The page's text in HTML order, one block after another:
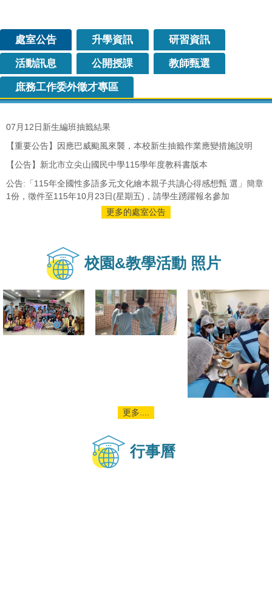
處室公告 升學資訊 研習資訊
活動訊息 公開授課 教師甄選
庶務工作委外徵才專區
07月12日新生編班抽籤結果
【重要公告】因應巴威颱風來襲，本校新生抽籤作業應變措施說明
【公告】新北市立尖山國民中學115學年度教科書版本
公告:「115年全國性多語多元文化繪本親子共讀心得感想甄 選」簡章
1份，徵件至115年10月23日(星期五)，請學生踴躍報名參加
更多的處室公告
校園&教學活動 照片
更多....
行事曆